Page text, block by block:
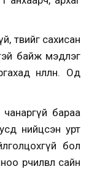
төвийг сахисан
байж мэдлэг
нөлөөлнө. Од
бараа
нийцсэн урт
бол
өөрчилвөл сайн